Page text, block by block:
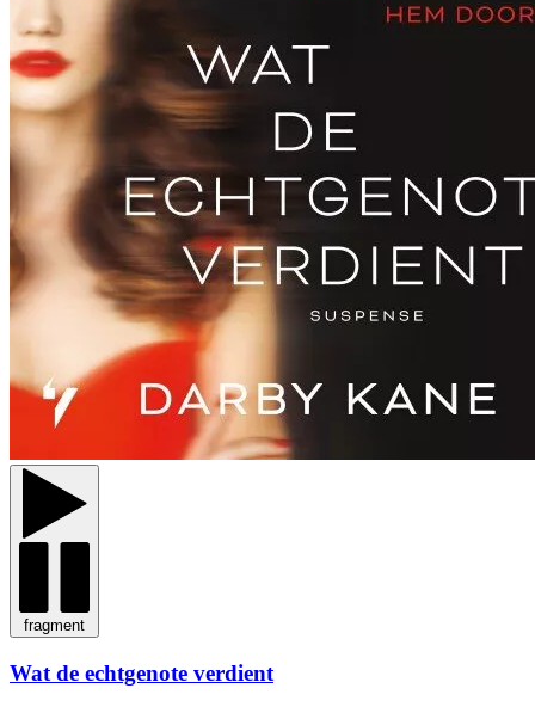
fragment
Wat de echtgenote verdient